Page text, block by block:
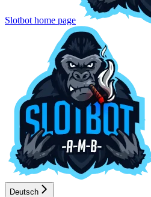
Slotbot home page
Deutsch